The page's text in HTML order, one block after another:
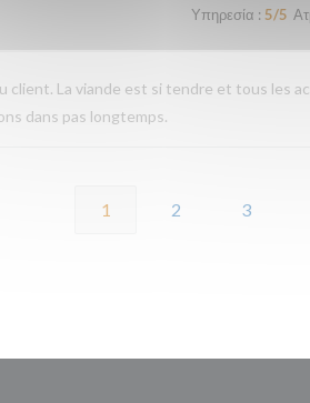
Υπηρεσία : 5/5
client. La viande est si tendre et tous les
dans pas longtemps.
1 2 3